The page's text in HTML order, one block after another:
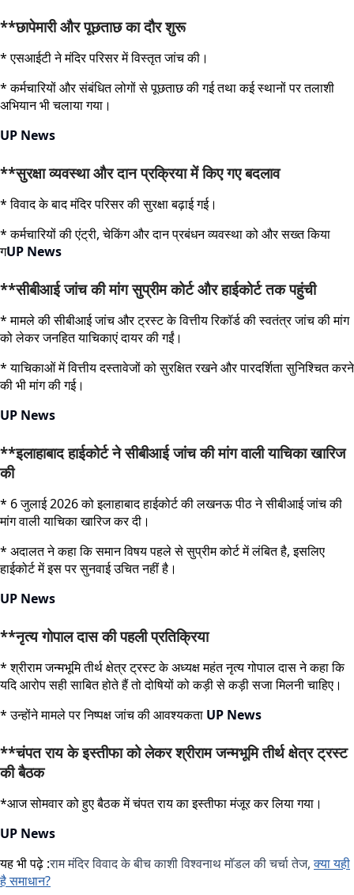
**छापेमारी और पूछताछ का दौर शुरू
* एसआईटी ने मंदिर परिसर में विस्तृत जांच की।
* कर्मचारियों और संबंधित लोगों से पूछताछ की गई तथा कई स्थानों पर तलाशी
अभियान भी चलाया गया।
UP News
**सुरक्षा व्यवस्था और दान प्रक्रिया में किए गए बदलाव
* विवाद के बाद मंदिर परिसर की सुरक्षा बढ़ाई गई।
* कर्मचारियों की एंट्री, चेकिंग और दान प्रबंधन व्यवस्था को और सख्त किया
गUP News
**सीबीआई जांच की मांग सुप्रीम कोर्ट और हाईकोर्ट तक पहुंची
* मामले की सीबीआई जांच और ट्रस्ट के वित्तीय रिकॉर्ड की स्वतंत्र जांच की मांग
को लेकर जनहित याचिकाएं दायर की गईं।
* याचिकाओं में वित्तीय दस्तावेजों को सुरक्षित रखने और पारदर्शिता सुनिश्चित करने
की भी मांग की गई।
UP News
**इलाहाबाद हाईकोर्ट ने सीबीआई जांच की मांग वाली याचिका खारिज
की
* 6 जुलाई 2026 को इलाहाबाद हाईकोर्ट की लखनऊ पीठ ने सीबीआई जांच की
मांग वाली याचिका खारिज कर दी।
* अदालत ने कहा कि समान विषय पहले से सुप्रीम कोर्ट में लंबित है, इसलिए
हाईकोर्ट में इस पर सुनवाई उचित नहीं है।
UP News
**नृत्य गोपाल दास की पहली प्रतिक्रिया
* श्रीराम जन्मभूमि तीर्थ क्षेत्र ट्रस्ट के अध्यक्ष महंत नृत्य गोपाल दास ने कहा कि
यदि आरोप सही साबित होते हैं तो दोषियों को कड़ी से कड़ी सजा मिलनी चाहिए।
* उन्होंने मामले पर निष्पक्ष जांच की आवश्यकता UP News
**चंपत राय के इस्तीफा को लेकर श्रीराम जन्मभूमि तीर्थ क्षेत्र ट्रस्ट
की बैठक
*आज सोमवार को हुए बैठक में चंपत राय का इस्तीफा मंजूर कर लिया गया।
UP News
यह भी पढ़े :राम मंदिर विवाद के बीच काशी विश्वनाथ मॉडल की चर्चा तेज,क्या यही
है समाधान?